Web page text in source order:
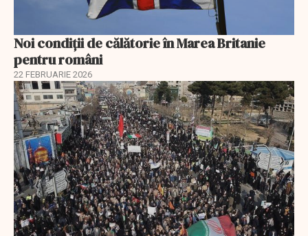
Noi condiții de călătorie în Marea Britanie
pentru români
22 FEBRUARIE 2026